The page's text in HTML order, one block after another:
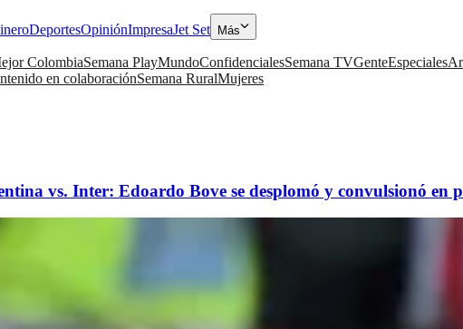
DeportesOpiniónImpresaJet Set Más
ColombiaSemana PlayMundoConfidencialesSemana TVGenteEspeciales
en colaboraciónSemana RuralMujeres
vs. Inter: Edoardo Bove se desplomó y convulsionó en